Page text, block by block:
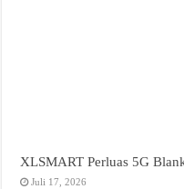
XLSMART Perluas 5G
Juli 17, 2026